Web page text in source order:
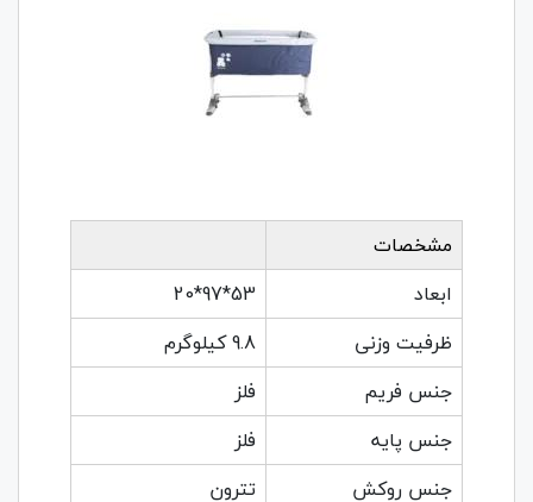
مشخصات
ابعاد
53*97*20
ظرفیت وزنی
9.8 کیلوگرم
جنس فریم
فلز
جنس پایه
فلز
جنس روکش
تترون